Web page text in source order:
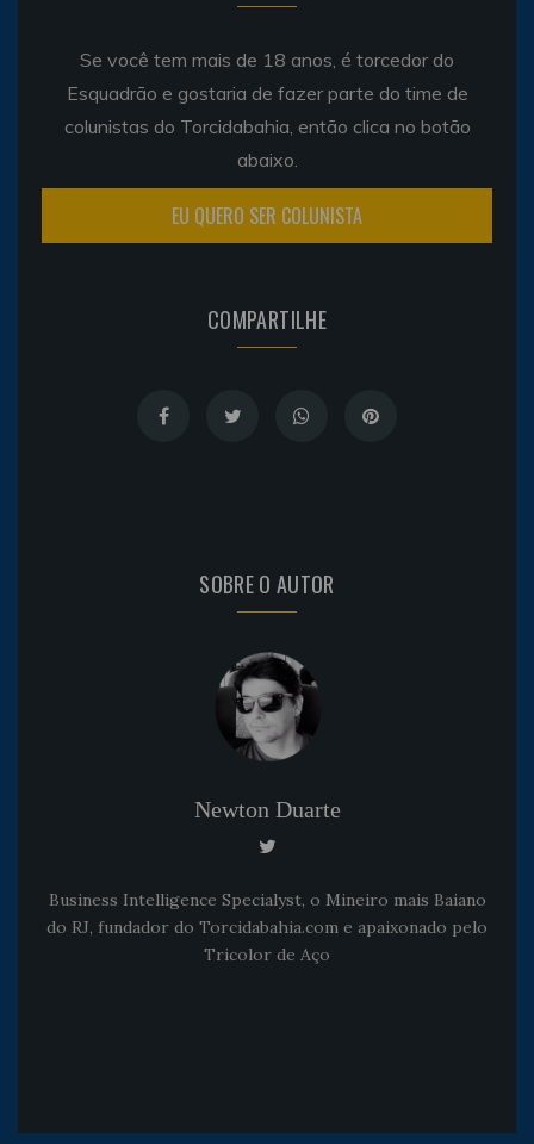
Se você tem mais de 18 anos, é torcedor do
Esquadrão e gostaria de fazer parte do time de
colunistas do Torcidabahia, então clica no botão
abaixo.
EU QUERO SER COLUNISTA
COMPARTILHE
SOBRE O AUTOR
Newton Duarte
Business Intelligence Specialyst, o Mineiro mais Baiano
do RJ, fundador do Torcidabahia.com e apaixonado pelo
Tricolor de Aço